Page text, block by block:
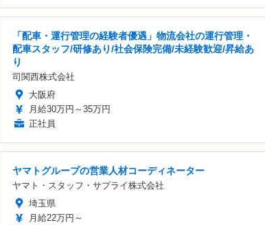
「配車・運行管理の経験者優遇」物流会社の運行管理・
配車スタッフ/研修あり/社会保険完備/未経験歓迎/昇給あ
り
司関西株式会社
大阪府
月給30万円～35万円
正社員
ヤマトグループの営業人材コーディネーター
ヤマト・スタッフ・サプライ株式会社
埼玉県
月給22万円～